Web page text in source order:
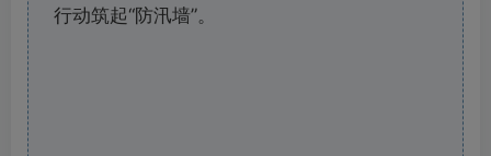
行动筑起“防汛墙”。